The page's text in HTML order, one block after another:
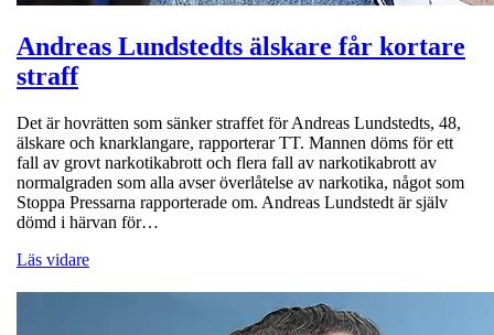
Andreas Lundstedts älskare får kortare
straff
Det är hovrätten som sänker straffet för Andreas Lundstedts, 48,
älskare och knarklangare, rapporterar TT. Mannen döms för ett
fall av grovt narkotikabrott och flera fall av narkotikabrott av
normalgraden som alla avser överlåtelse av narkotika, något som
Stoppa Pressarna rapporterade om. Andreas Lundstedt är själv
dömd i härvan för…
Läs vidare